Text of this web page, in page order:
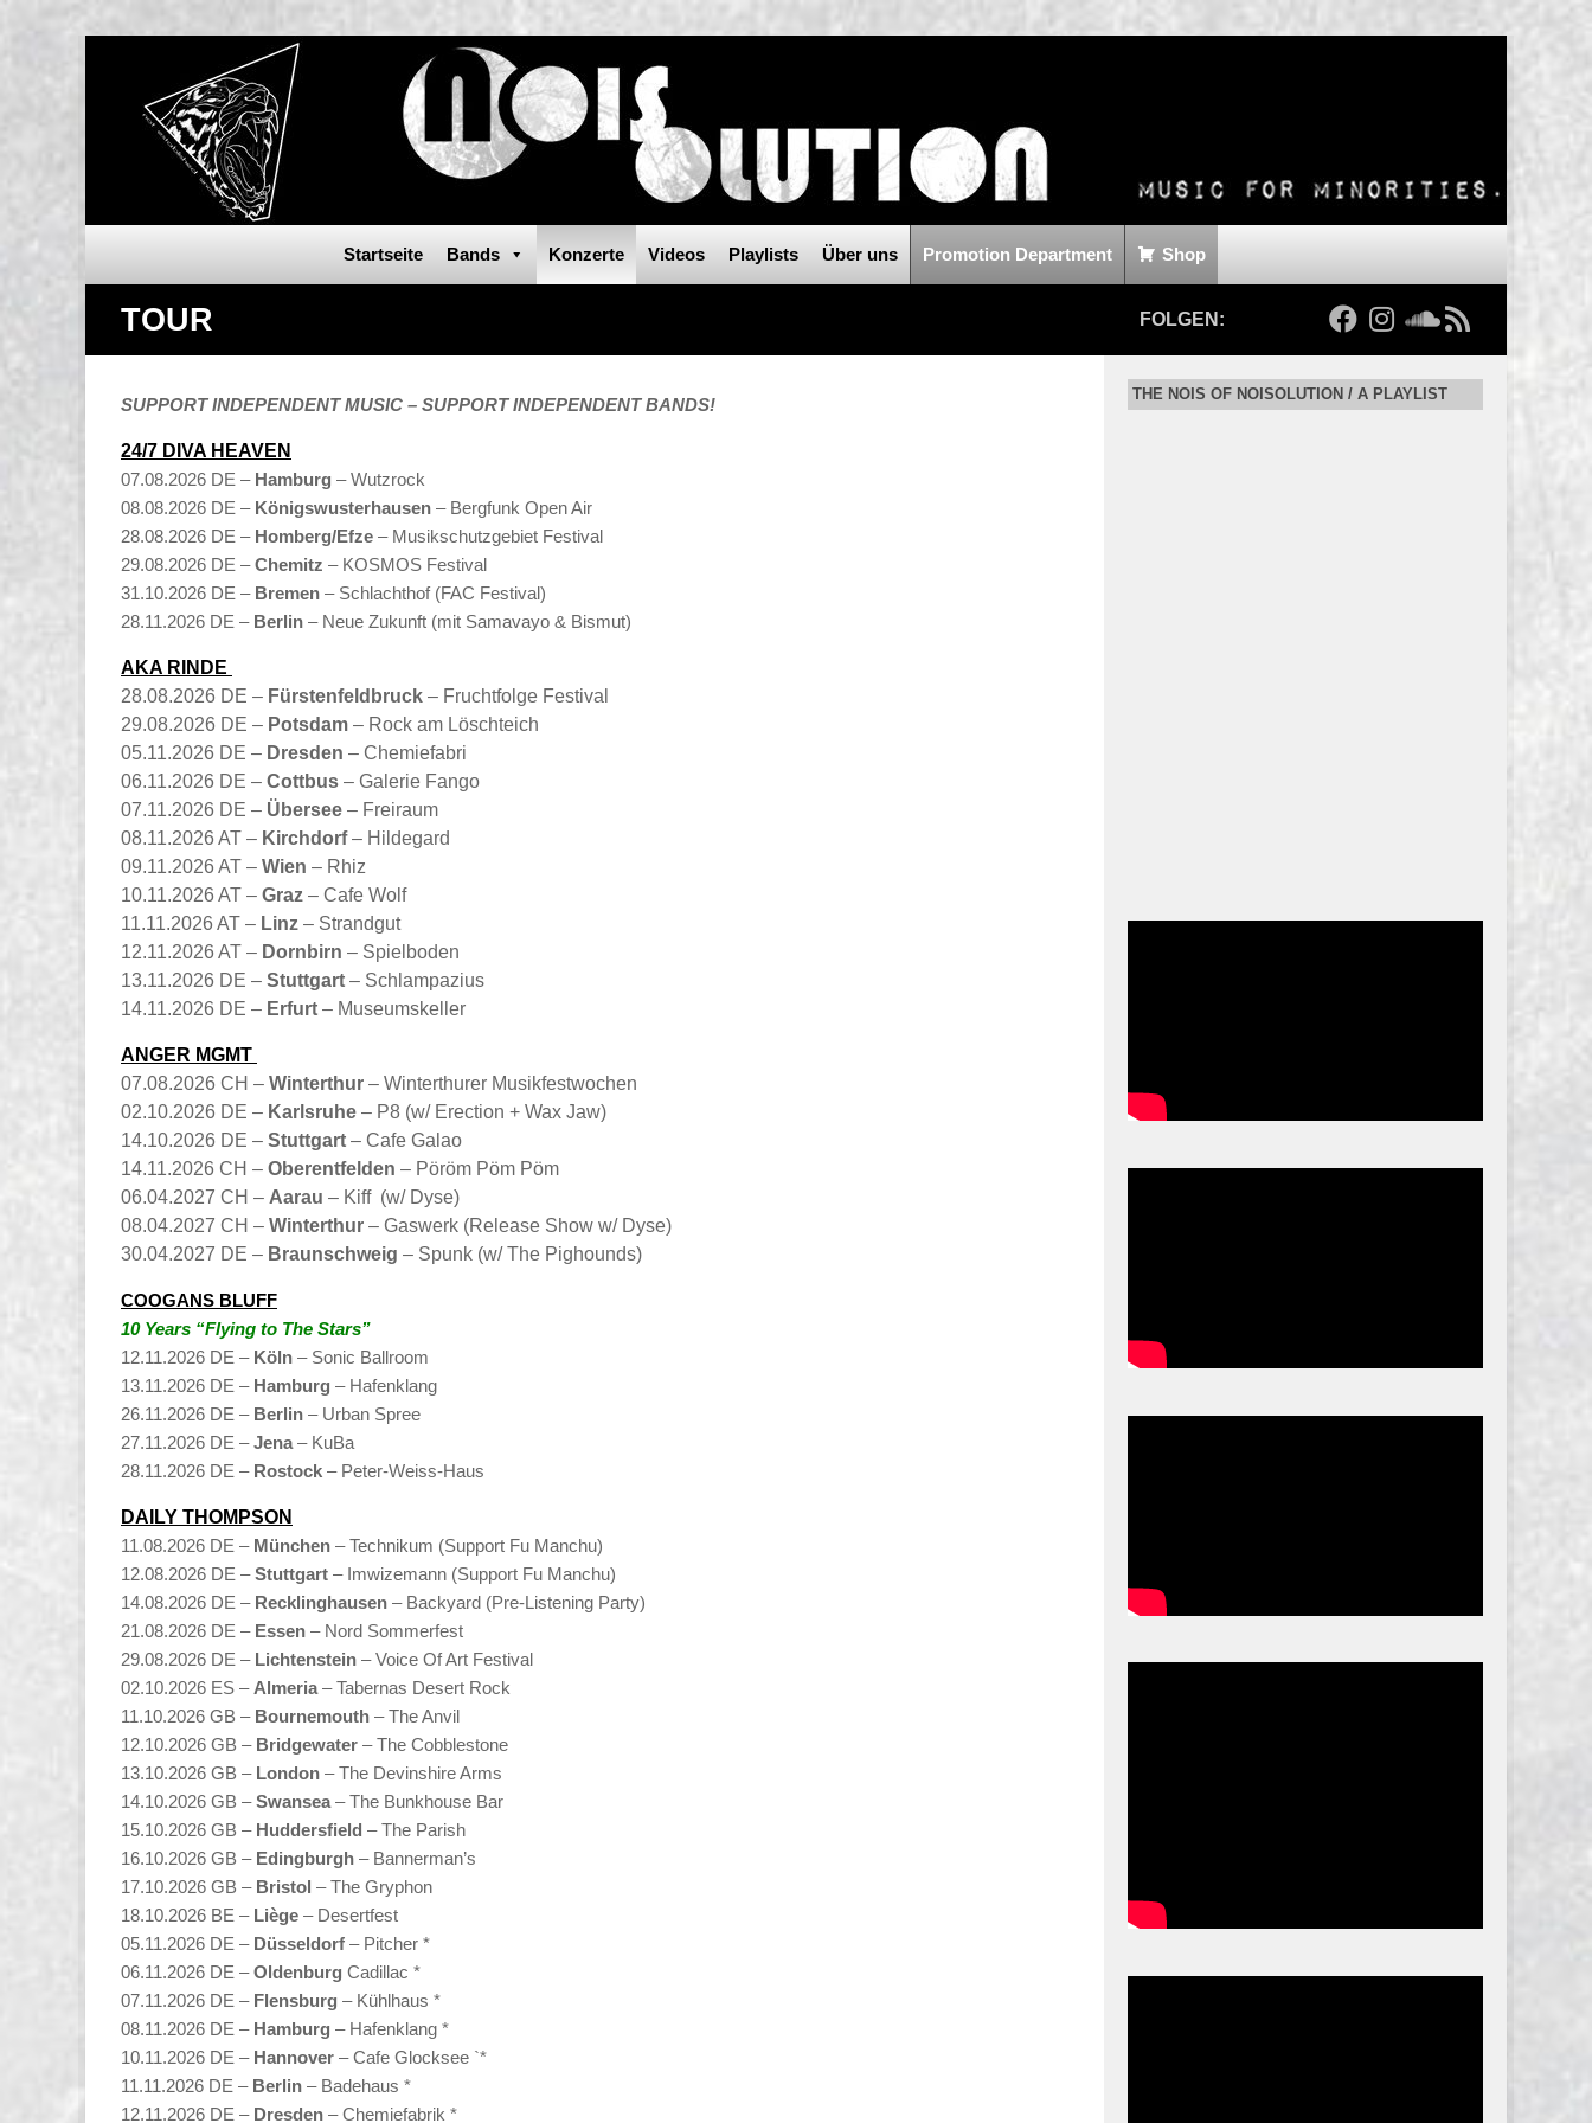
Startseite Bands Konzerte Videos Playlists Über uns Promotion Department Shop
TOUR
SUPPORT INDEPENDENT MUSIC – SUPPORT INDEPENDENT BANDS!
24/7 DIVA HEAVEN
07.08.2026 DE – Hamburg – Wutzrock
08.08.2026 DE – Königswusterhausen – Bergfunk Open Air
28.08.2026 DE – Homberg/Efze – Musikschutzgebiet Festival
29.08.2026 DE –Chemitz – KOSMOS Festival
31.10.2026 DE – Bremen – Schlachthof (FAC Festival)
28.11.2026 DE – Berlin – Neue Zukunft (mit Samavayo & Bismut)
AKA RINDE
28.08.2026 DE – Fürstenfeldbruck – Fruchtfolge Festival
29.08.2026 DE – Potsdam – Rock am Löschteich
05.11.2026 DE – Dresden – Chemiefabri
06.11.2026 DE – Cottbus – Galerie Fango
07.11.2026 DE – Übersee – Freiraum
08.11.2026 AT – Kirchdorf– Hildegard
09.11.2026 AT – Wien – Rhiz
10.11.2026 AT – Graz – Cafe Wolf
11.11.2026 AT – Linz – Strandgut
12.11.2026 AT – Dornbirn – Spielboden
13.11.2026 DE – Stuttgart – Schlampazius
14.11.2026 DE – Erfurt – Museumskeller
ANGER MGMT
07.08.2026 CH – Winterthur – Winterthurer Musikfestwochen
02.10.2026 DE – Karlsruhe – P8 (w/ Erection + Wax Jaw)
14.10.2026 DE – Stuttgart – Cafe Galao
14.11.2026 CH – Oberentfelden – Pöröm Pöm Pöm
06.04.2027 CH – Aarau – Kiff (w/ Dyse)
08.04.2027 CH – Winterthur – Gaswerk (Release Show w/ Dyse)
30.04.2027 DE – Braunschweig – Spunk (w/ The Pighounds)
COOGANS BLUFF
10 Years “Flying to The Stars”
12.11.2026 DE – Köln – Sonic Ballroom
13.11.2026 DE – Hamburg – Hafenklang
26.11.2026 DE – Berlin – Urban Spree
27.11.2026 DE –Jena – KuBa
28.11.2026 DE – Rostock – Peter-Weiss-Haus
DAILY THOMPSON
11.08.2026 DE – München – Technikum (Support Fu Manchu)
12.08.2026 DE –Stuttgart – Imwizemann (Support Fu Manchu)
14.08.2026 DE – Recklinghausen – Backyard (Pre-Listening Party)
21.08.2026 DE – Essen – Nord Sommerfest
29.08.2026 DE – Lichtenstein – Voice Of Art Festival
02.10.2026 ES – Almeria – Tabernas Desert Rock
11.10.2026 GB – Bournemouth – The Anvil
12.10.2026 GB – Bridgewater – The Cobblestone
13.10.2026 GB – London – The Devinshire Arms
14.10.2026 GB –Swansea – The Bunkhouse Bar
15.10.2026 GB – Huddersfield – The Parish
16.10.2026 GB – Edingburgh – Bannerman’s
17.10.2026 GB – Bristol – The Gryphon
18.10.2026 BE – Liège – Desertfest
05.11.2026 DE – Düsseldorf – Pitcher *
06.11.2026 DE –Oldenburg Cadillac *
07.11.2026 DE – Flensburg – Kühlhaus *
08.11.2026 DE – Hamburg – Hafenklang *
10.11.2026 DE – Hannover – Cafe Glocksee `*
11.11.2026 DE – Berlin – Badehaus *
12.11.2026 DE – Dresden – Chemiefabrik *
FOLGEN:
THE NOIS OF NOISOLUTION / A PLAYLIST